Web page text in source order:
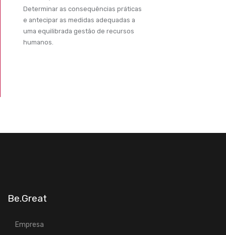
Determinar as consequências práticas
e antecipar as medidas adequadas a
uma equilibrada gestão de recursos
humanos.
Be.Great
Empresa